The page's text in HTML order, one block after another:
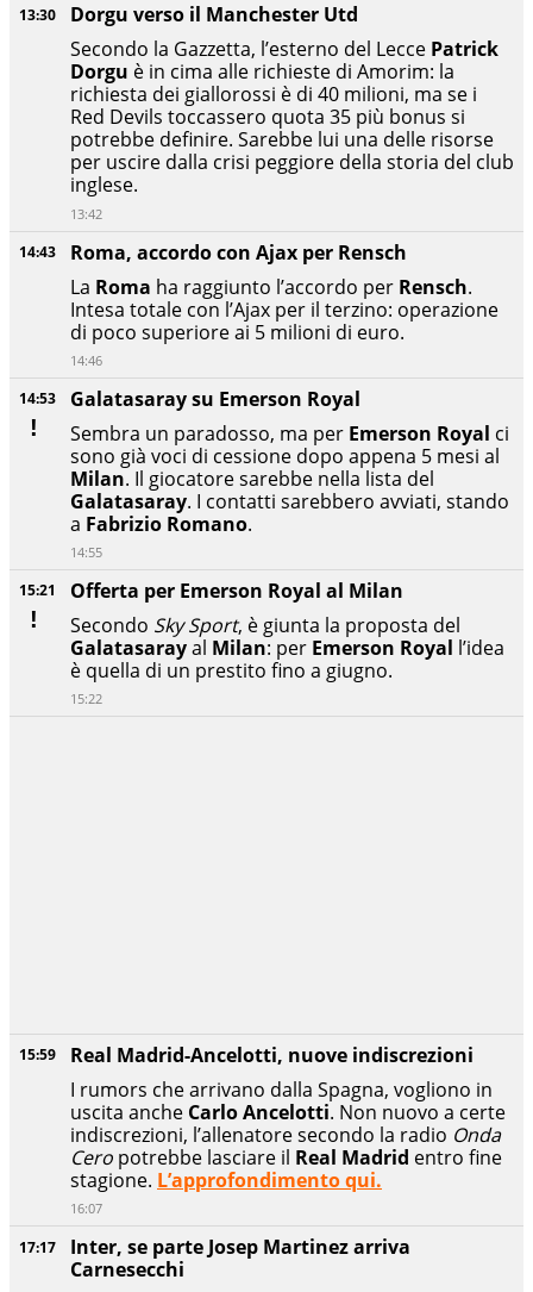
17:17
Inter, se parte Josep Martinez arriva
Carnesecchi
15:59
Real Madrid-Ancelotti, nuove indiscrezioni
I rumors che arrivano dalla Spagna, vogliono in
uscita anche Carlo Ancelotti. Non nuovo a certe
indiscrezioni, l’allenatore secondo la radio Onda
Cero potrebbe lasciare il Real Madrid entro fine
stagione. L’approfondimento qui.
16:07
15:21
Offerta per Emerson Royal al Milan
Secondo Sky Sport, è giunta la proposta del
Galatasarayal Milan: per Emerson Royal l’idea
è quella di un prestito fino a giugno.
15:22
14:53
Galatasaray su Emerson Royal
Sembra un paradosso, ma per Emerson Royal ci
sono già voci di cessione dopo appena 5 mesi al
Milan. Il giocatore sarebbe nella lista del
Galatasaray. I contatti sarebbero avviati, stando
a Fabrizio Romano.
14:55
14:43
Roma, accordo con Ajax per Rensch
La Roma ha raggiunto l’accordo per Rensch.
Intesa totale con l’Ajax per il terzino: operazione
di poco superiore ai 5 milioni di euro.
14:46
13:30
Dorgu verso il Manchester Utd
Secondo la Gazzetta, l’esterno del Lecce Patrick
Dorgu è in cima alle richieste di Amorim: la
richiesta dei giallorossi è di 40 milioni, ma se i
Red Devils toccassero quota 35 più bonus si
potrebbe definire. Sarebbe lui una delle risorse
per uscire dalla crisi peggiore della storia del club
inglese.
13:42